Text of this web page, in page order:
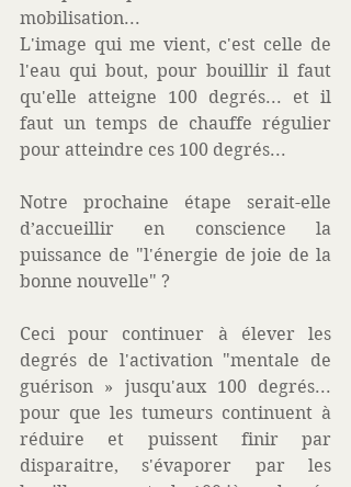
mobilisation...
L'image qui me vient, c'est celle de
l'eau qui bout, pour bouillir il faut
qu'elle atteigne 100 degrés... et il
faut un temps de chauffe régulier
pour atteindre ces 100 degrés...
Notre prochaine étape serait-elle
d’accueillir en conscience la
puissance de "l'énergie de joie de la
bonne nouvelle" ?
Ceci pour continuer à élever les
degrés de l'activation "mentale de
guérison » jusqu'aux 100 degrés...
pour que les tumeurs continuent à
réduire et puissent finir par
disparaitre, s'évaporer par les